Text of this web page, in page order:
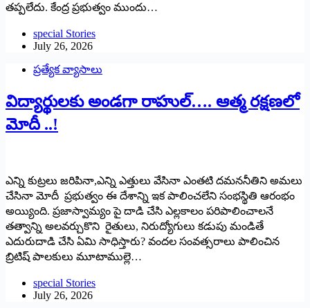
తప్పలేదు. కేంద్ర ప్రభుత్వం ముందు…
special Stories
July 26, 2026
ప్రత్యేక వ్యాసాలు
విద్యార్థులకు అండగా రాహుల్…. ఆత్మ రక్షణలో
మోదీ ..!
ఎన్ని కుట్రలు జరిపినా,ఎన్ని ఎత్తులు వేసినా ఎంతటి దమననీతిని అమలు
చేసినా మోదీ ప్రభుత్వం ఈ దేశాన్ని ఇక పాలించలేని సంభస్థితి ఆరంభం
అయ్యింది. ప్రజాస్వామ్యం పై దాడి చేసి ఎల్లకాలం పరిపాలించాలనే
తత్వాన్ని అలవర్చుకొని రైతులు, నిరుద్యోగులు కడుపు మండితే
ఎదురుదాడి చేసి ఏమి సాధిస్తారు? వందల సంవత్సరాలు పాలించిన
బ్రిటిష్ పాలకులు మూటాముల్లె…
special Stories
July 26, 2026